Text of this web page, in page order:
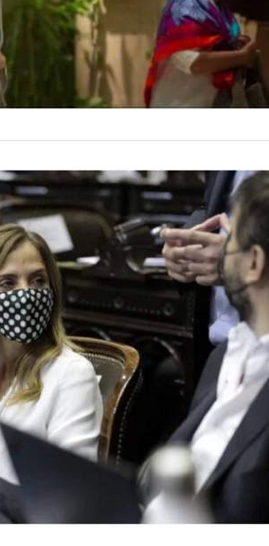
NACIONALES
Tolosa Paz dijo que
montó para
La diputada nacional del Frente de
Paz afirmó hoy que la exgobernadora
territorio bonaerense «para perseguir
Destape Radio, la legisladora
by La Contracara19 de enero de 2022